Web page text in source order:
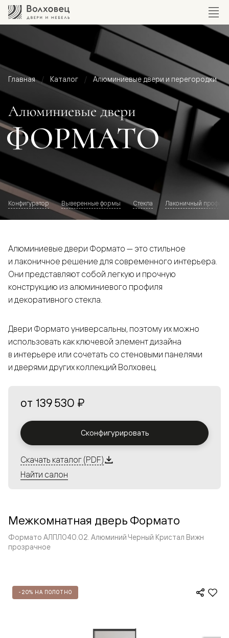
Главная Каталог Алюминиевые двери и перегородки
Алюминиевые двери
ФОРМАТО
Конфигуратор Выверенные формы Стекла Лаконичный профиль
Алюминиевые двери Формато — это стильное
и лаконичное решение для современного интерьера.
Они представляют собой легкую и прочную
конструкцию из алюминиевого профиля
и декоративного стекла.
Двери Формато универсальны, поэтому их можно
использовать как ключевой элемент дизайна
в интерьере или сочетать со стеновыми панелями
и дверями других коллекций Волховец.
от 139 530 ₽
Сконфигурировать
Скачать каталог (PDF)
Найти салон
Межкомнатная дверь Формато
Формато АЛПЛ040.02. Алюминий Черный Кристал Вижн
прозрачное
-20% НА ПОЛОТНО